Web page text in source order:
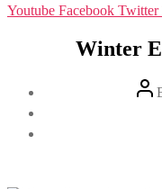
Youtube Facebook Twitter
Winter
Post